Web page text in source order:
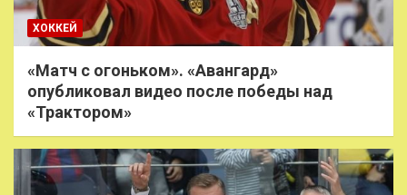
ХОККЕЙ
«Матч с огоньком». «Авангард»
опубликовал видео после победы над
«Трактором»